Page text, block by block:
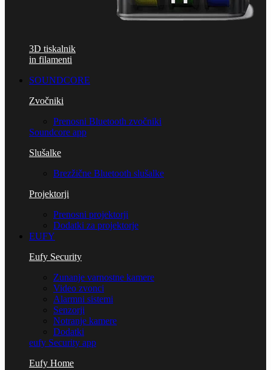
3D tiskalnik
in filamenti
SOUNDCORE
Zvočniki
Prenosni Bluetooth zvočniki
Soundcore app
Slušalke
Brezžične Bluetooth slušalke
Projektorji
Prenosni projektorji
Dodatki za projektorje
EUFY
Eufy Security
Zunanje varnostne kamere
Video zvonci
Alarmni sistemi
Senzorji
Notranje kamere
Dodatki
eufy Security app
Eufy Home